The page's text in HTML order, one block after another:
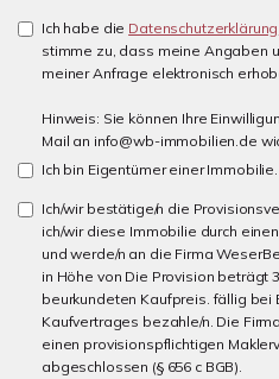
Ich habe die Datenschutzerklärung
stimme zu, dass meine Angaben
meiner Anfrage elektronisch
Hinweis: Sie können Ihre
Mail an info@wb-immobilien.de
Ich bin Eigentümer einer Immobilie.
Ich/wir bestätige/n die
ich/wir diese Immobilie durch
und werde/n an die Firma
in Höhe von Die Provision beträgt
beurkundeten Kaufpreis. fällig bei
Kaufvertrages bezahle/n. Die
einen provisionspflichtigen
abgeschlossen (§ 656 c BGB).